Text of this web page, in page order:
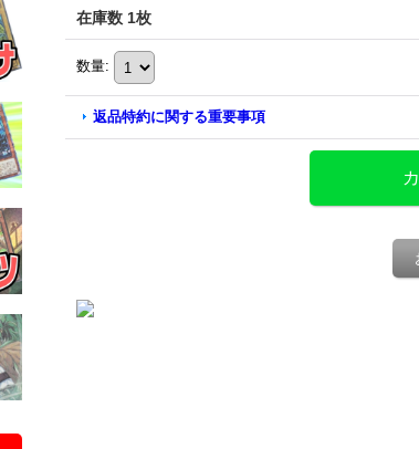
在庫数 1枚
数量:
返品特約に関する重要事項